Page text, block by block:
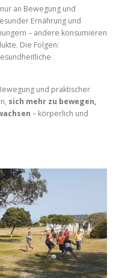
an Bewegung und
Ernährung und
– andere konsumieren
Die Folgen:
und praktischer
sich mehr zu bewegen,
– körperlich und